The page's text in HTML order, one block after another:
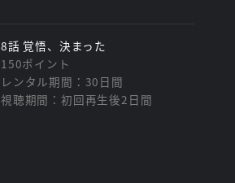
8話 覚悟、決まった
150ポイント
レンタル期間：30日間
視聴期間：初回再生後2日間